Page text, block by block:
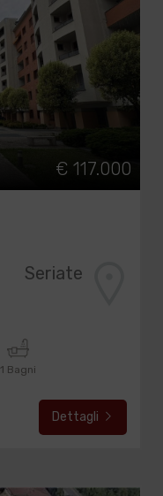
€ 117.000
Seriate
1 Bagni
Dettagli